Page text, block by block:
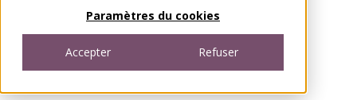
Paramètres du cookies
Accepter Refuser